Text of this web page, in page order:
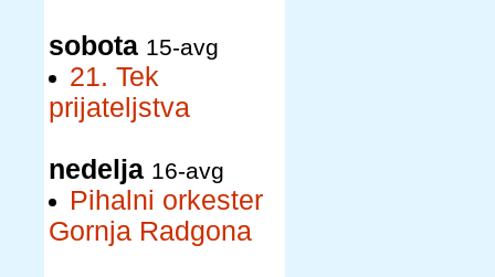
sobota 15-avg
21. Tek
prijateljstva
nedelja 16-avg
Pihalni orkester
Gornja Radgona